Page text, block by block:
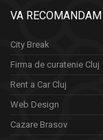
VA RECOMANDAM
City Break
Firma de curatenie Cluj
Rent a Car Cluj
Web Design
Cazare Brasov